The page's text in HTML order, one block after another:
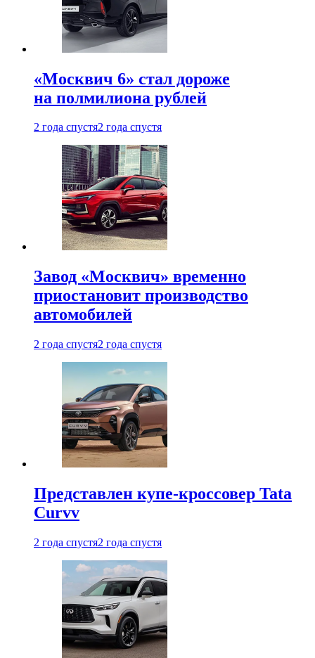
«Москвич 6» стал дороже
на полмилиона рублей
2 года спустя2 года спустя
Завод «Москвич» временно
приостановит производство
автомобилей
2 года спустя2 года спустя
Представлен купе-кроссовер Tata
Curvv
2 года спустя2 года спустя